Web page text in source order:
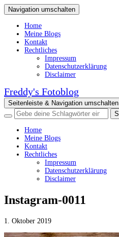
Navigation umschalten
Home
Meine Blogs
Kontakt
Rechtliches
Impressum
Datenschutzerklärung
Disclaimer
Freddy's Fotoblog
Seitenleiste & Navigation umschalten
Home
Meine Blogs
Kontakt
Rechtliches
Impressum
Datenschutzerklärung
Disclaimer
Instagram-0011
1. Oktober 2019